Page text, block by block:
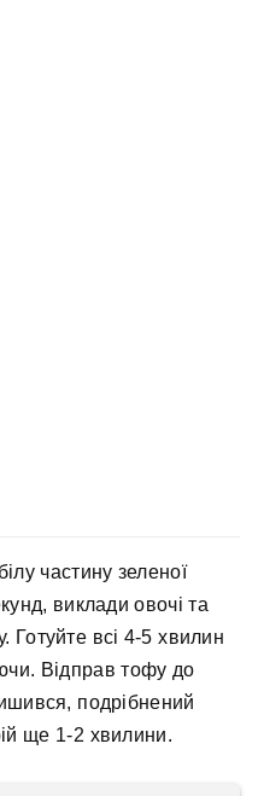
частину зеленої
виклади овочі та
Готуйте всі 4-5 хвилин
Відправ тофу до
подрібнений
ще 1-2 хвилини.